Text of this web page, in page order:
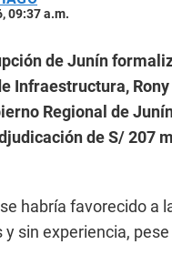
09:37 a.m.
de Junín
Infraestructura,
Regional de
de S/ 207
habría favorecido a
y sin experiencia,